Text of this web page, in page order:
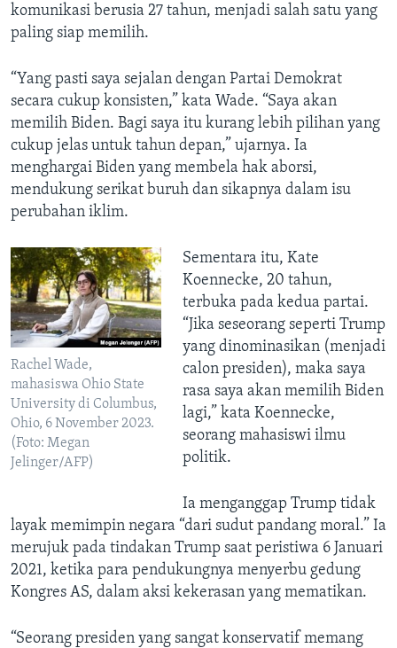
komunikasi berusia 27 tahun, menjadi salah satu yang
paling siap memilih.
“Yang pasti saya sejalan dengan Partai Demokrat
secara cukup konsisten,” kata Wade. “Saya akan
memilih Biden. Bagi saya itu kurang lebih pilihan yang
cukup jelas untuk tahun depan,” ujarnya. Ia
menghargai Biden yang membela hak aborsi,
mendukung serikat buruh dan sikapnya dalam isu
perubahan iklim.
Rachel Wade,
mahasiswa Ohio State
University di Columbus,
Ohio, 6 November 2023.
(Foto: Megan
Jelinger/AFP)
Sementara itu, Kate
Koennecke, 20 tahun,
terbuka pada kedua partai.
“Jika seseorang seperti Trump
yang dinominasikan (menjadi
calon presiden), maka saya
rasa saya akan memilih Biden
lagi,” kata Koennecke,
seorang mahasiswi ilmu
politik.
Ia menganggap Trump tidak
layak memimpin negara “dari sudut pandang moral.” Ia
merujuk pada tindakan Trump saat peristiwa 6 Januari
2021, ketika para pendukungnya menyerbu gedung
Kongres AS, dalam aksi kekerasan yang mematikan.
“Seorang presiden yang sangat konservatif memang